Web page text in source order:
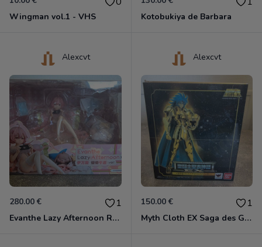
Wingman vol.1 - VHS Kotobukiya de Barbara
Alexcvt
280.00 € 1
Evanthe Lazy Afternoon Red Pride of Eden
Alexcvt
150.00 € 1
Myth Cloth EX Saga des Gémeaux